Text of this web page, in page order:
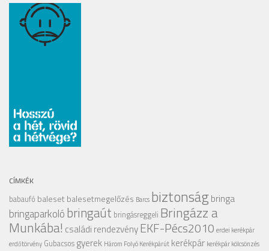
CÍMKÉK
babaufó balesetbalesetmegelőzés Barcs biztonságbringa
bringaparkolóbringaút bringásreggeli Bringázz a
Munkába! családi rendezvényEKF-Pécs2010 erdei kerékpár
erdőtörvény Gubacsos gyerek Három Folyó Kerékpárút kerékpár kerékpár kölcsönzés